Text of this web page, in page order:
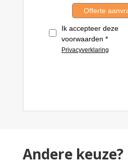
Andere keuze?